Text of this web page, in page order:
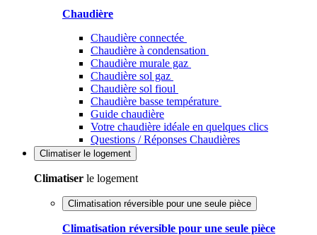
Chaudière
Chaudière connectée
Chaudière à condensation
Chaudière murale gaz
Chaudière sol gaz
Chaudière sol fioul
Chaudière basse température
Guide chaudière
Votre chaudière idéale en quelques clics
Questions / Réponses Chaudières
Climatiser le logement
Climatiser le logement
Climatisation réversible pour une seule pièce
Climatisation réversible pour une seule pièce